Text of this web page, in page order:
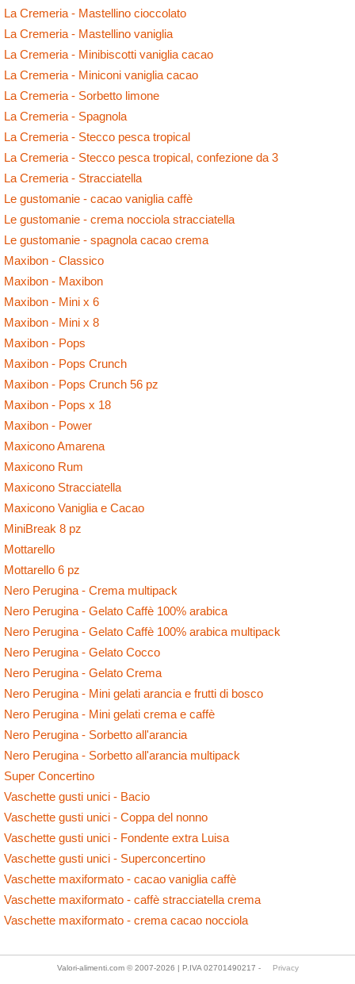
La Cremeria - Mastellino cioccolato
La Cremeria - Mastellino vaniglia
La Cremeria - Minibiscotti vaniglia cacao
La Cremeria - Miniconi vaniglia cacao
La Cremeria - Sorbetto limone
La Cremeria - Spagnola
La Cremeria - Stecco pesca tropical
La Cremeria - Stecco pesca tropical, confezione da 3
La Cremeria - Stracciatella
Le gustomanie - cacao vaniglia caffè
Le gustomanie - crema nocciola stracciatella
Le gustomanie - spagnola cacao crema
Maxibon - Classico
Maxibon - Maxibon
Maxibon - Mini x 6
Maxibon - Mini x 8
Maxibon - Pops
Maxibon - Pops Crunch
Maxibon - Pops Crunch 56 pz
Maxibon - Pops x 18
Maxibon - Power
Maxicono Amarena
Maxicono Rum
Maxicono Stracciatella
Maxicono Vaniglia e Cacao
MiniBreak 8 pz
Mottarello
Mottarello 6 pz
Nero Perugina - Crema multipack
Nero Perugina - Gelato Caffè 100% arabica
Nero Perugina - Gelato Caffè 100% arabica multipack
Nero Perugina - Gelato Cocco
Nero Perugina - Gelato Crema
Nero Perugina - Mini gelati arancia e frutti di bosco
Nero Perugina - Mini gelati crema e caffè
Nero Perugina - Sorbetto all'arancia
Nero Perugina - Sorbetto all'arancia multipack
Super Concertino
Vaschette gusti unici - Bacio
Vaschette gusti unici - Coppa del nonno
Vaschette gusti unici - Fondente extra Luisa
Vaschette gusti unici - Superconcertino
Vaschette maxiformato - cacao vaniglia caffè
Vaschette maxiformato - caffè stracciatella crema
Vaschette maxiformato - crema cacao nocciola
Valori-alimenti.com © 2007-2026 | P.IVA 02701490217 - Privacy